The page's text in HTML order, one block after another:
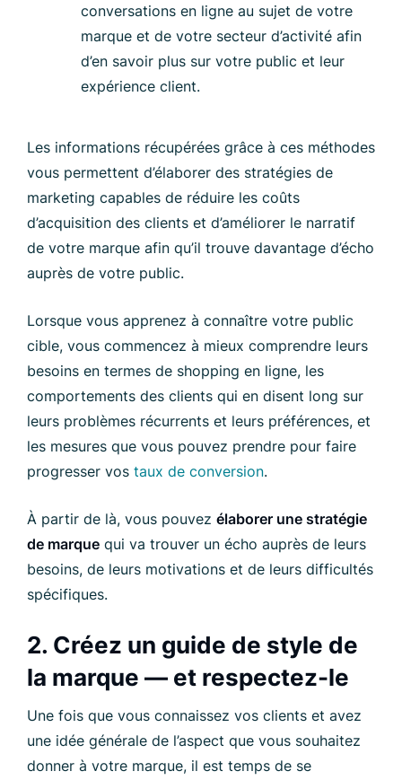
conversations en ligne au sujet de votre
marque et de votre secteur d’activité afin
d’en savoir plus sur votre public et leur
expérience client.
Les informations récupérées grâce à ces méthodes
vous permettent d’élaborer des stratégies de
marketing capables de réduire les coûts
d’acquisition des clients et d’améliorer le narratif
de votre marque afin qu’il trouve davantage d’écho
auprès de votre public.
Lorsque vous apprenez à connaître votre public
cible, vous commencez à mieux comprendre leurs
besoins en termes de shopping en ligne, les
comportements des clients qui en disent long sur
leurs problèmes récurrents et leurs préférences, et
les mesures que vous pouvez prendre pour faire
progresser vos taux de conversion.
À partir de là, vous pouvez élaborer une stratégie
de marque qui va trouver un écho auprès de leurs
besoins, de leurs motivations et de leurs difficultés
spécifiques.
2. Créez un guide de style de
la marque — et respectez-le
Une fois que vous connaissez vos clients et avez
une idée générale de l’aspect que vous souhaitez
donner à votre marque, il est temps de se